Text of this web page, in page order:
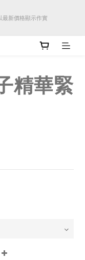
新價格顯示作實
訊息通知將全部改為透過官
精華緊